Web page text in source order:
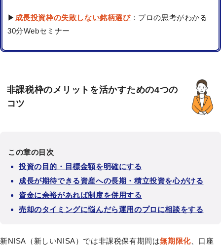
▶ 成長投資枠の失敗しない銘柄選び：プロの思考がわかる
30分Webセミナー
非課税枠のメリットを活かすための4つの
コツ
この章の目次
投資の目的・目標金額を明確にする
成長が期待できる資産への長期・積立投資を心がける
資金に余裕があれば制度を併用する
売却のタイミングに悩んだら運用のプロに相談をする
新NISA（新しいNISA）では非課税保有期間は無期限化、口座